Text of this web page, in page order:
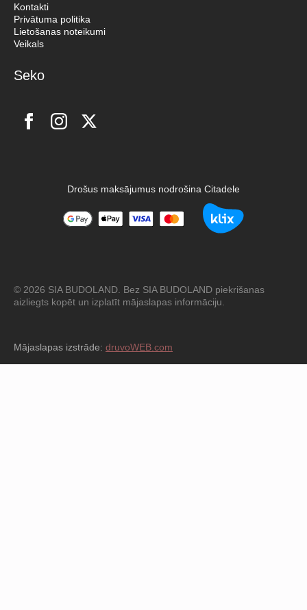
Kontakti
Privātuma politika
Lietošanas noteikumi
Veikals
Seko
Drošus maksājumus nodrošina Citadele
© 2026 SIA BUDOLAND. Bez SIA BUDOLAND piekrišanas
aizliegts kopēt un izplatīt mājaslapas informāciju.
Mājaslapas izstrāde: druvoWEB.com